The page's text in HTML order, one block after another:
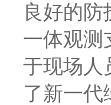
良好的
一体观测
于现场人
了新一代